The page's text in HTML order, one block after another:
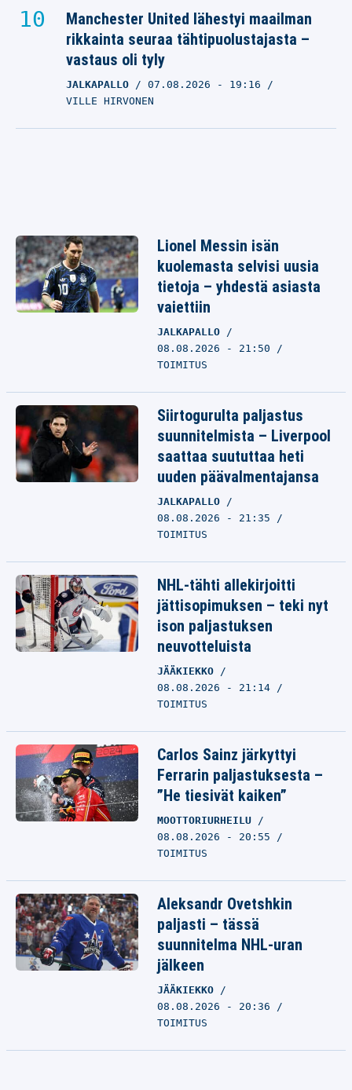
Manchester United lähestyi maailman
rikkainta seuraa tähtipuolustajasta –
vastaus oli tyly
JALKAPALLO 07.08.2026 - 19:16
VILLE HIRVONEN
Lionel Messin isän
kuolemasta selvisi uusia
tietoja – yhdestä asiasta
vaiettiin
JALKAPALLO
08.08.2026 - 21:50
TOIMITUS
Siirtogurulta paljastus
suunnitelmista – Liverpool
saattaa suututtaa heti
uuden päävalmentajansa
JALKAPALLO
08.08.2026 - 21:35
TOIMITUS
NHL-tähti allekirjoitti
jättisopimuksen – teki nyt
ison paljastuksen
neuvotteluista
JÄÄKIEKKO
08.08.2026 - 21:14
TOIMITUS
Carlos Sainz järkyttyi
Ferrarin paljastuksesta –
”He tiesivät kaiken”
MOOTTORIURHEILU
08.08.2026 - 20:55
TOIMITUS
Aleksandr Ovetshkin
paljasti – tässä
suunnitelma NHL-uran
jälkeen
JÄÄKIEKKO
08.08.2026 - 20:36
TOIMITUS